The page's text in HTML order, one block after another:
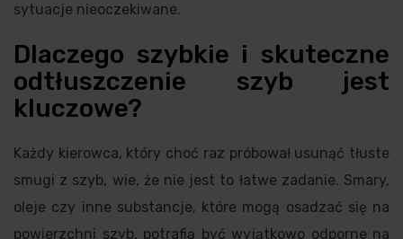
sytuacje nieoczekiwane.
Dlaczego szybkie i skuteczne
odtłuszczenie szyb jest
kluczowe?
Każdy kierowca, który choć raz próbował usunąć tłuste
smugi z szyb, wie, że nie jest to łatwe zadanie. Smary,
oleje czy inne substancje, które mogą osadzać się na
powierzchni szyb, potrafią być wyjątkowo odporne na